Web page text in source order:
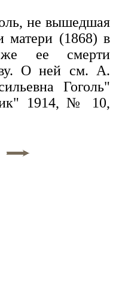
не вышедшая
матери (1868) в
же ее смерти
О ней см. А.
Гоголь"
1914, № 10,